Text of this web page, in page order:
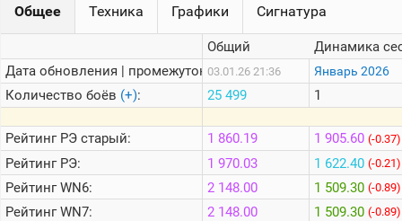
Статистика
стримеров
Информация
Онлайн
Цветовая
шкала
Теlegram
Общее Техника Графики Сигнатура
Дата обновления | промежуток:
Количество боёв (+):
РейтингРЭ старый:
РейтингРЭ:
РейтингWN6:
РейтингWN7:
Общий
03.01.26 21:36
25 499
1 860.19
1 970.03
2 148.00
2 148.00
Динамика
Январь 2026
1
1 905.60 (-0.37)
1 622.40 (-0.21)
1 509.30 (-0.89)
1 509.30 (-0.89)